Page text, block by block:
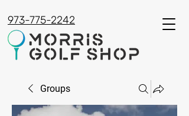
973-775-2242
Groups